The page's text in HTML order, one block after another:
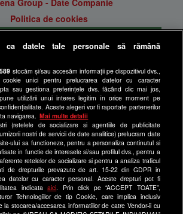
Group - Date Companie
Politica de cookies
de confidentialitate
gratuite pe Lajumate.ro
Ultimele Stiri
Program Happy Channel
Echipa editorială
Site-uri Antena Group
a1.ro
antenastars.ro
as.ro
catine.ro
ca datele tale personale să rămână
589 stocăm și/sau accesăm informații pe dispozitivul dvs.,
cookie unici pentru prelucrarea datelor cu caracter
sau gestiona preferințele dvs. făcând clic mai jos,
utilizării unui interes legitim în orice moment pe
Aceste alegeri vor fi raportate partenerilor
navigarea.
Mai multe detalii
(retelele de socializare si agentiile de publicitate
nostri de servicii de date analitice) prelucram date
ului sa functioneze, pentru a personaliza continutul si
in functie de interesele si/sau profilul dvs., pentru a
retelelor de socializare si pentru a analiza traficul
de drepturile prevazute de art. 15-22 din GDPR in
datelor cu caracter personal. Aceste drepturi pot fi
indicataaici . Prin click pe “ACCEPT TOATE”,
Tehnologiilor de tip Cookie, care implica inclusiv
la stocarea/accesarea informatiilor de catre Vendor-ii cu